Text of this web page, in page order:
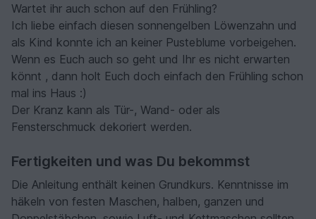
Wartet ihr auch schon auf den Frühling?
Ich liebe einfach diesen sonnengelben Löwenzahn und
als Kind konnte ich an keiner Pusteblume vorbeigehen.
Wenn es Euch auch so geht und Ihr es nicht erwarten
könnt , dann holt Euch doch einfach den Frühling schon
mal ins Haus :)
Der Kranz kann als Tür-, Wand- oder als
Fensterschmuck dekoriert werden.
Fertigkeiten und was Du bekommst
Die Anleitung enthält keinen Grundkurs. Kenntnisse im
häkeln von festen Maschen, halben, ganzen und